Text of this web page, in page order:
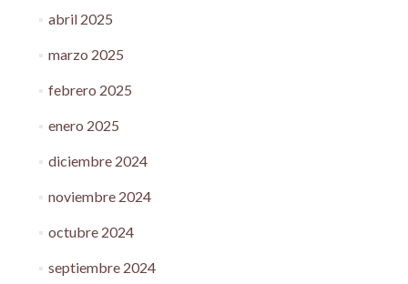
abril 2025
marzo 2025
febrero 2025
enero 2025
diciembre 2024
noviembre 2024
octubre 2024
septiembre 2024